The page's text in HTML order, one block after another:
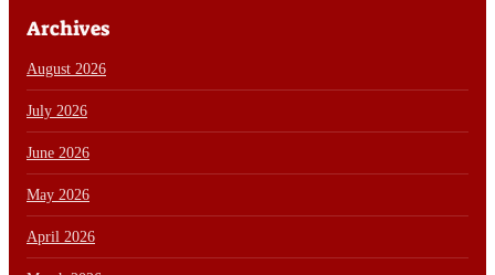
Archives
August 2026
July 2026
June 2026
May 2026
April 2026